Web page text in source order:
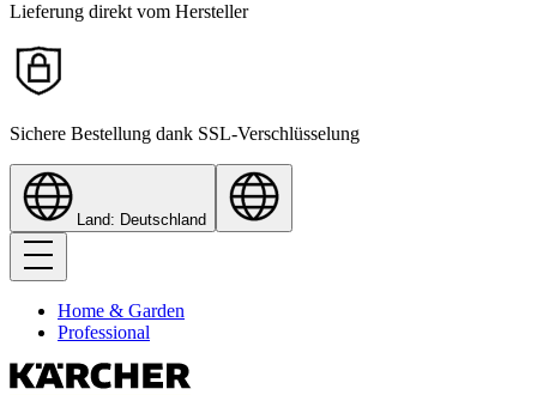
Lieferung direkt vom Hersteller
Sichere Bestellung dank SSL-Verschlüsselung
Land: Deutschland
Home & Garden
Professional